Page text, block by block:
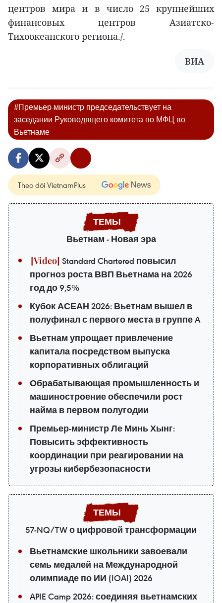
центров мира и в число 25 крупнейших
финансовых центров Азиатско-
Тихоокеанского региона./.
ВИА
#Премьер-министр председательствует на
заседании Руководящего комитета по МФЦ во
Вьетнаме
Theo dõi VietnamPlus
Вьетнам - Новая эра
Standard Chartered повысил
прогноз роста ВВП Вьетнама на 2026
год до 9,5%
Кубок АСЕАН 2026: Вьетнам вышел в
полуфинал с первого места в группе A
Вьетнам упрощает привлечение
капитала посредством выпуска
корпоративных облигаций
Обрабатывающая промышленность и
машиностроение обеспечили рост
найма в первом полугодии
Премьер-министр Ле Минь Хынг:
Повысить эффективность
координации при реагировании на
угрозы кибербезопасности
57-NQ/TW о цифровой трансформации
Вьетнамские школьники завоевали
семь медалей на Международной
олимпиаде по ИИ (IOAI) 2026
APIE Camp 2026: соединяя вьетнамских